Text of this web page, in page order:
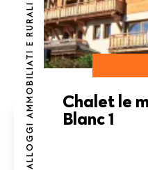
ALLOGGI AMMOBILIATI E RURALI
Chalet le
Blanc 1